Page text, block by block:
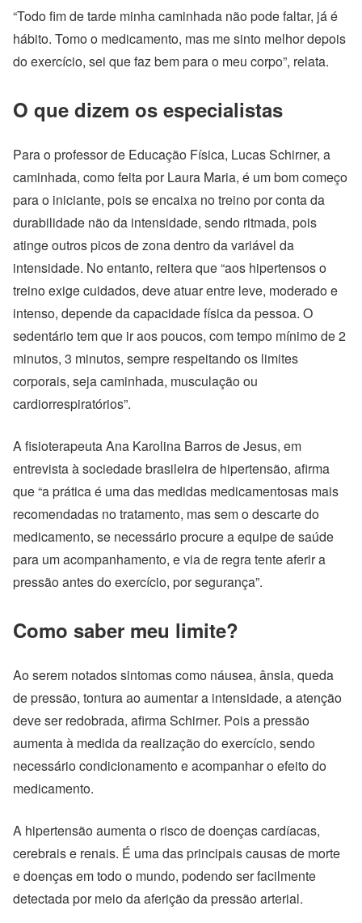
“Todo fim de tarde minha caminhada não pode faltar, já é
hábito. Tomo o medicamento, mas me sinto melhor depois
do exercício, sei que faz bem para o meu corpo”, relata.
O que dizem os especialistas
Para o professor de Educação Física, Lucas Schirner, a
caminhada, como feita por Laura Maria, é um bom começo
para o iniciante, pois se encaixa no treino por conta da
durabilidade não da intensidade, sendo ritmada, pois
atinge outros picos de zona dentro da variável da
intensidade. No entanto, reitera que “aos hipertensos o
treino exige cuidados, deve atuar entre leve, moderado e
intenso, depende da capacidade física da pessoa. O
sedentário tem que ir aos poucos, com tempo mínimo de 2
minutos, 3 minutos, sempre respeitando os limites
corporais, seja caminhada, musculação ou
cardiorrespiratórios”.
A fisioterapeuta Ana Karolina Barros de Jesus, em
entrevista à sociedade brasileira de hipertensão, afirma
que “a prática é uma das medidas medicamentosas mais
recomendadas no tratamento, mas sem o descarte do
medicamento, se necessário procure a equipe de saúde
para um acompanhamento, e via de regra tente aferir a
pressão antes do exercício, por segurança”.
Como saber meu limite?
Ao serem notados sintomas como náusea, ânsia, queda
de pressão, tontura ao aumentar a intensidade, a atenção
deve ser redobrada, afirma Schirner. Pois a pressão
aumenta à medida da realização do exercício, sendo
necessário condicionamento e acompanhar o efeito do
medicamento.
A hipertensão aumenta o risco de doenças cardíacas,
cerebrais e renais. É uma das principais causas de morte
e doenças em todo o mundo, podendo ser facilmente
detectada por meio da aferição da pressão arterial.